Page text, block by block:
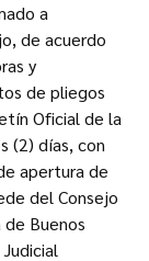
a
de acuerdo
y
de pliegos
Oficial de la
(2) días, con
apertura de
del Consejo
Buenos